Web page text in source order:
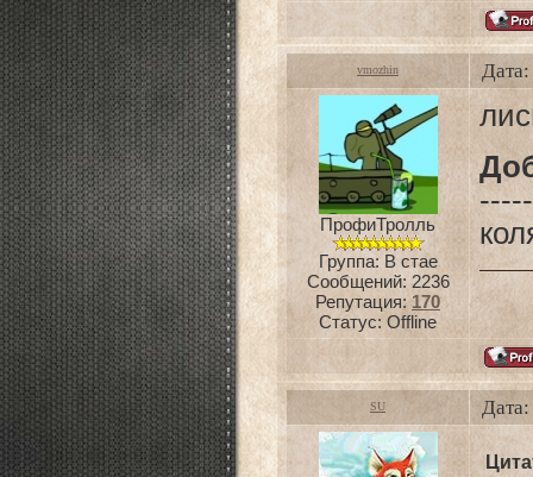
vmozhin
ПрофиТролль
Группа: В стае
Сообщений:2236
Репутация:170
Статус: Offline
SU